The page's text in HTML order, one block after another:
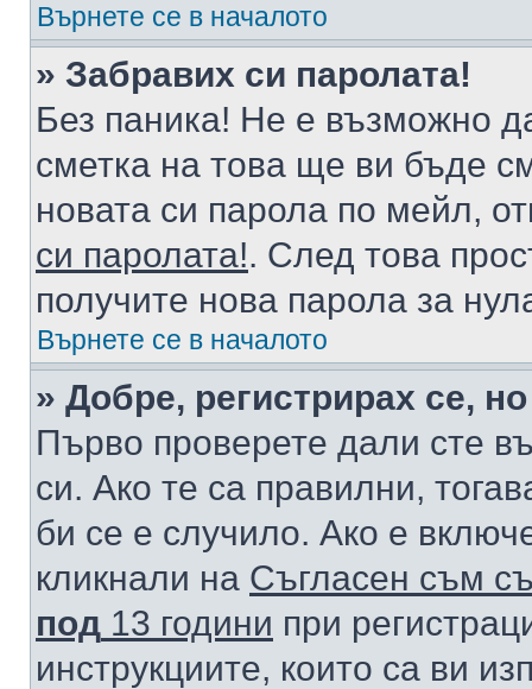
Върнете се в началото
» Забравих си паролата!
Без паника! Не е възможно
сметка на това ще ви бъде
новата си парола по мейл,
си паролата!. След това
получите нова парола за
Върнете се в началото
» Добре, регистрирах се,
Първо проверете дали сте
си. Ако те са правилни,
би се е случило. Ако е
кликнали на Съгласен съм
под 13 години при
инструкциите, които са ви